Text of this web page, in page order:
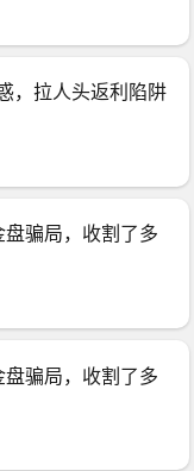
，拉人头返利陷阱
骗局，收割了多
骗局，收割了多